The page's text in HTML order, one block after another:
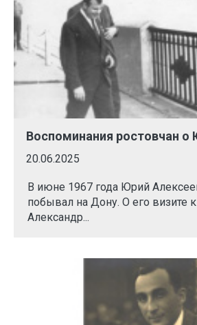
Воспоминания ростовчан о
20.06.2025
В июне 1967 года Юрий
побывал на Дону. О его визите
Александр...